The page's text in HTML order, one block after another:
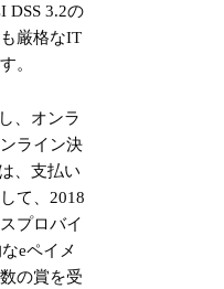
DSS 3.2の
厳格なIT
。
、オンラ
ライン決
、支払い
て、2018
プロバイ
eペイメ
の賞を受